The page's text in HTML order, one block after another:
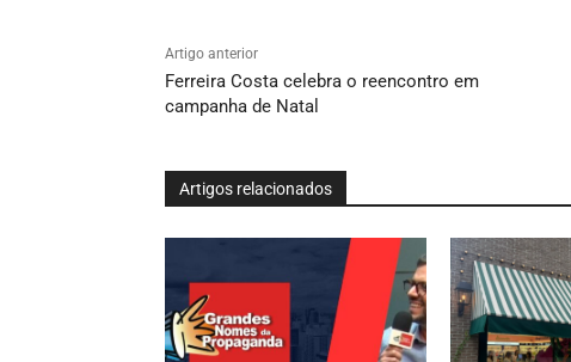
Artigo anterior
Ferreira Costa celebra o reencontro em
campanha de Natal
Artigos relacionados